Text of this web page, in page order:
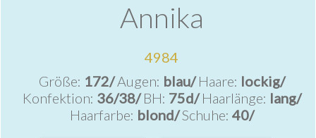
Annika
4984
Größe: 172/Augen: blau/Haare: lockig/
Konfektion: 36/38/BH: 75d/Haarlänge: lang/
Haarfarbe: blond/Schuhe: 40/